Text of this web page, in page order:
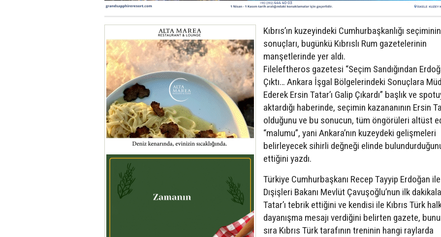
Kıbrıs’ın kuzeyindeki Cumhurbaşkanlığı seçiminin
sonuçları, bugünkü Kıbrıslı Rum gazetelerinin
manşetlerinde yer aldı.
Fileleftheros gazetesi “Seçim Sandığından
Çıktı… Ankara İşgal Bölgelerindeki Sonuçlara
Ederek Ersin Tatar’ı Galip Çıkardı” başlık ve
aktardığı haberinde, seçimin kazananının Ersin
olduğunu ve bu sonucun, tüm öngörüleri altüst
“malumu”, yani Ankara’nın kuzeydeki gelişmeleri
belirleyecek sihirli değneği elinde
ettiğini yazdı.
Türkiye Cumhurbaşkanı Recep Tayyip Erdoğan ile
Dışişleri Bakanı Mevlüt Çavuşoğlu’nun ilk
Tatar’ı tebrik ettiğini ve kendisi ile Kıbrıs Türk
dayanışma mesajı verdiğini belirten gazete,
sıra Kıbrıs Türk tarafının treninin hangi raylarda